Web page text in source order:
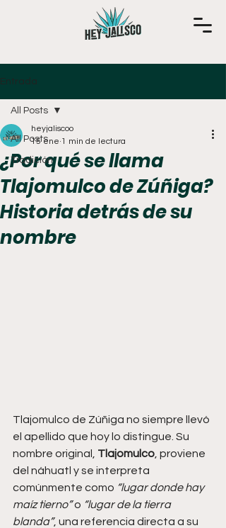
Entrada
All Posts
Tradición
All Posts
¿Por qué se llama
Tlajomulco de Zúñiga?
Historia detrás de su
nombre
heyjaliscoo
15 ene 1 min de lectura
Tlajomulco de Zúñiga no siempre llevó
el apellido que hoy lo distingue. Su
nombre original, Tlajomulco, proviene
del náhuatl y se interpreta
comúnmente como “lugar donde hay
maíz tierno” o “lugar de la tierra
blanda”, una referencia directa a su